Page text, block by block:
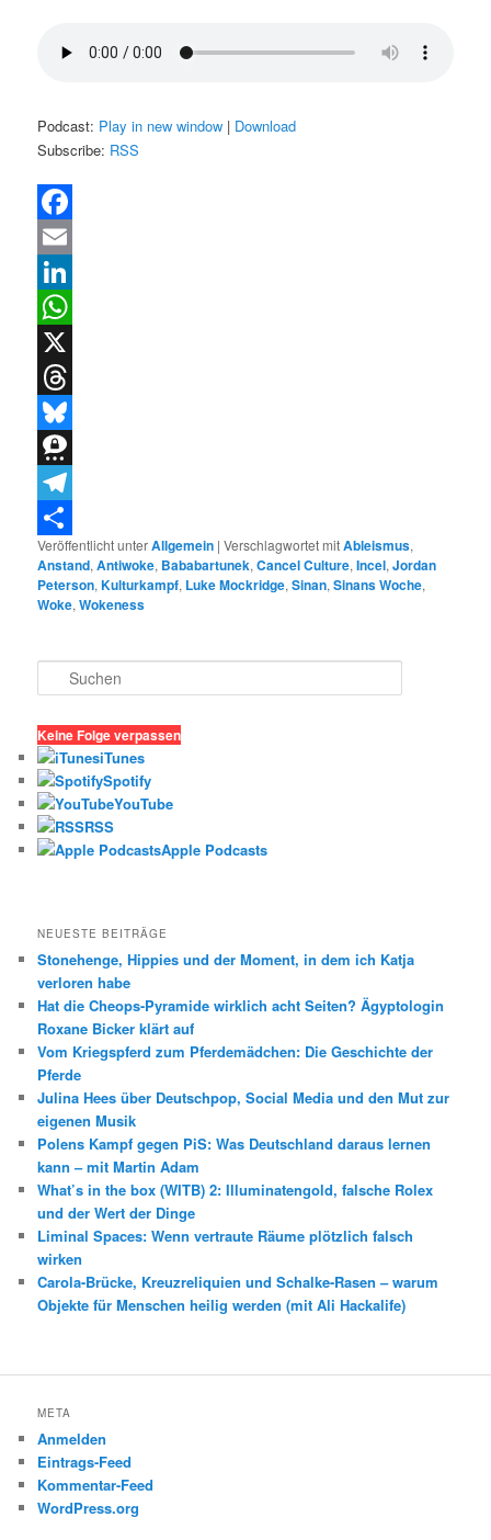
Podcast: Play in new window | Download
Subscribe: RSS
Facebook
Email
LinkedIn
WhatsApp
X
Threads
Bluesky
Threema
Telegram
Teilen
Veröffentlicht unterAllgemein |Verschlagwortet mitAbleismus,
Anstand,Antiwoke, Bababartunek,Cancel Culture,Incel,Jordan
Peterson,Kulturkampf, Luke Mockridge,Sinan,Sinans Woche,
Woke,Wokeness
u
h
e
n
Keine Folge verpassen
iTunes
Spotify
YouTube
RSS
Apple Podcasts
NEUESTE BEITRÄGE
Stonehenge, Hippies und der Moment, in dem ich Katja
verloren habe
Hat die Cheops-Pyramide wirklich acht Seiten? Ägyptologin
Roxane Bicker klärt auf
Vom Kriegspferd zum Pferdemädchen: Die Geschichte der
Pferde
Julina Hees über Deutschpop, Social Media und den Mut zur
eigenen Musik
Polens Kampf gegen PiS: Was Deutschland daraus lernen
kann – mit Martin Adam
What’s in the box (WITB) 2: Illuminatengold, falsche Rolex
und der Wert der Dinge
Liminal Spaces: Wenn vertraute Räume plötzlich falsch
wirken
Carola-Brücke, Kreuzreliquien und Schalke-Rasen – warum
Objekte für Menschen heilig werden (mit Ali Hackalife)
META
Anmelden
Eintrags-Feed
Kommentar-Feed
WordPress.org